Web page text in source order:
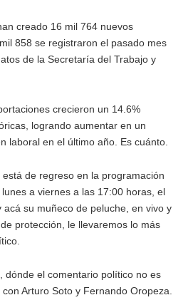
creado 16 mil 764 nuevos
858 se registraron el pasado mes
de la Secretaría del Trabajo y
crecieron un 14.6%
logrando aumentar en un
laboral en el último año. Es cuánto.
está de regreso en la programación
a viernes a las 17:00 horas, el
acá su muñeco de peluche, en vivo y
protección, le llevaremos lo más
dónde el comentario político no es
Arturo Soto y Fernando Oropeza.